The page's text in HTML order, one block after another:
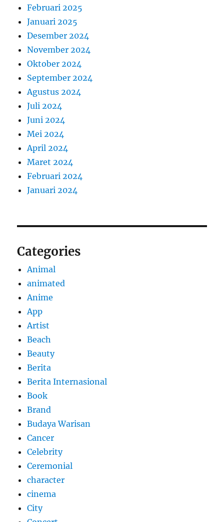
Februari 2025
Januari 2025
Desember 2024
November 2024
Oktober 2024
September 2024
Agustus 2024
Juli 2024
Juni 2024
Mei 2024
April 2024
Maret 2024
Februari 2024
Januari 2024
Categories
Animal
animated
Anime
App
Artist
Beach
Beauty
Berita
Berita Internasional
Book
Brand
Budaya Warisan
Cancer
Celebrity
Ceremonial
character
cinema
City